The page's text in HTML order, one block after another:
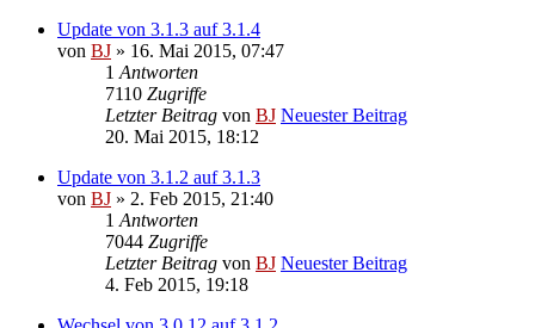
Update von 3.1.3 auf 3.1.4
von BJ » 16. Mai 2015, 07:47
1 Antworten
7110 Zugriffe
Letzter Beitrag von BJ Neuester Beitrag
20. Mai 2015, 18:12
Update von 3.1.2 auf 3.1.3
von BJ » 2. Feb 2015, 21:40
1 Antworten
7044 Zugriffe
Letzter Beitrag von BJ Neuester Beitrag
4. Feb 2015, 19:18